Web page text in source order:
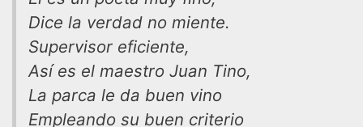
Dice la verdad no miente.
Supervisor eficiente,
Así es el maestro Juan Tino,
La parca le da buen vino
Empleando su buen criterio